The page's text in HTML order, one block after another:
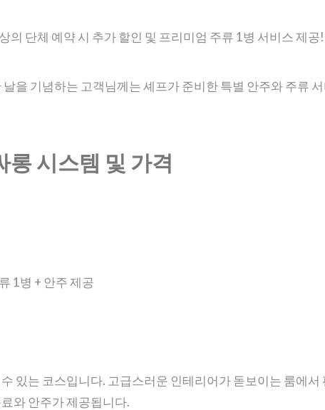
의 단체 예약 시 추가 할인 및 프리미엄 주류 1병 서비스 제공!
을 기념하는 고객님께는 셰프가 준비한 특별 안주와 주류
롱 시스템 및 가격
1병 + 안주 제공
있는 코스입니다. 고급스러운 인테리어가 돋보이는 룸에서
와 안주가 제공됩니다.